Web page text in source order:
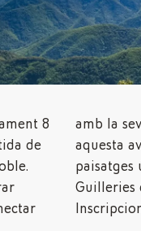
8
de
en
de
les
Guilleries